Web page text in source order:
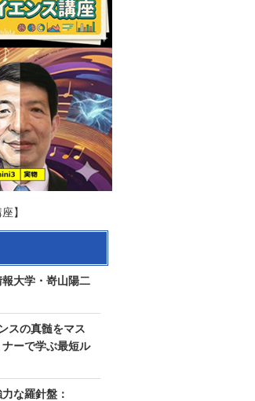
】
大学・嵜山陽二
スの真髄をマス
ーで学ぶ最短ル
な羅針盤：